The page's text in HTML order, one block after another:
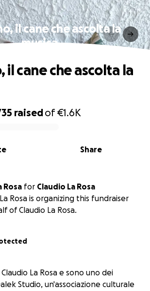
il cane che ascolta la
musica.
raisedof€1.6K
Share
il cane che ascolta la
La Rosa for Claudio La Rosa
Rosa is organizing this fundraiser
of Claudio La Rosa.
La Rosa e sono uno dei
Studio, un'associazione culturale